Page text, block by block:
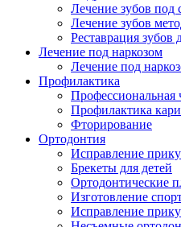
Лечение зубов под
Лечение зубов
Реставрация зубов
Лечение под наркозом
Лечение под
Профилактика
Профессиональная
Профилактика
Фторирование
Ортодонтия
Исправление
Брекеты для детей
Ортодонтические
Изготовление
Исправление